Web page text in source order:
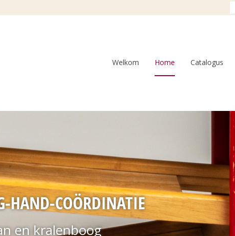
Welkom Home Catalogus
HAND-COÖRDINATIE
en kralenboog